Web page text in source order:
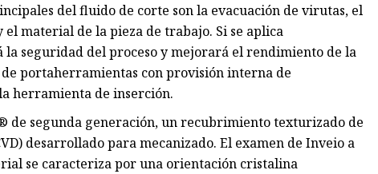
del fluido de corte son la evacuación de virutas, el
material de la pieza de trabajo. Si se aplica
seguridad del proceso y mejorará el rendimiento de la
portaherramientas con provisión interna de
herramienta de inserción.
de segunda generación, un recubrimiento texturizado de
desarrollado para mecanizado. El examen de Inveio a
se caracteriza por una orientación cristalina